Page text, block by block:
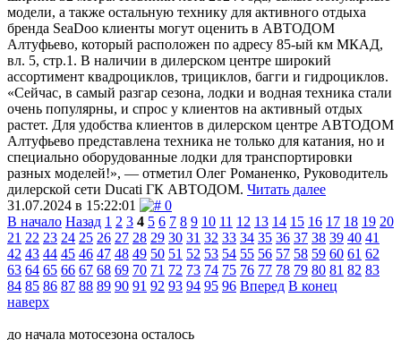
модели, а также остальную технику для активного отдыха
бренда SeaDoo клиенты могут оценить в АВТОДОМ
Алтуфьево, который расположен по адресу 85-ый км МКАД,
вл. 5, стр.1. В наличии в дилерском центре широкий
ассортимент квадроциклов, трициклов, багги и гидроциклов.
«Сейчас, в самый разгар сезона, лодки и водная техника стали
очень популярны, и спрос у клиентов на активный отдых
растет. Для удобства клиентов в дилерском центре АВТОДОМ
Алтуфьево представлена техника не только для катания, но и
специально оборудованные лодки для транспортировки
разных моделей!», — отметил Олег Романенко, Руководитель
дилерской сети Ducati ГК АВТОДОМ. Читать далее
31.07.2024 в 15:22:01
0
В начало Назад 1 2 3 4 5 6 7 8 9 10 11 12 13 14 15 16 17 18 19 20
21 22 23 24 25 26 27 28 29 30 31 32 33 34 35 36 37 38 39 40 41
42 43 44 45 46 47 48 49 50 51 52 53 54 55 56 57 58 59 60 61 62
63 64 65 66 67 68 69 70 71 72 73 74 75 76 77 78 79 80 81 82 83
84 85 86 87 88 89 90 91 92 93 94 95 96 Вперед В конец
наверх
до начала мотосезона осталось